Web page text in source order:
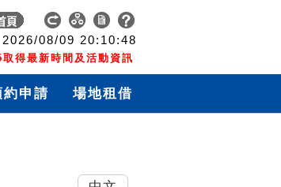
2026/08/09 20:10:49
得最新時間及活動資訊
約申請 場地租借